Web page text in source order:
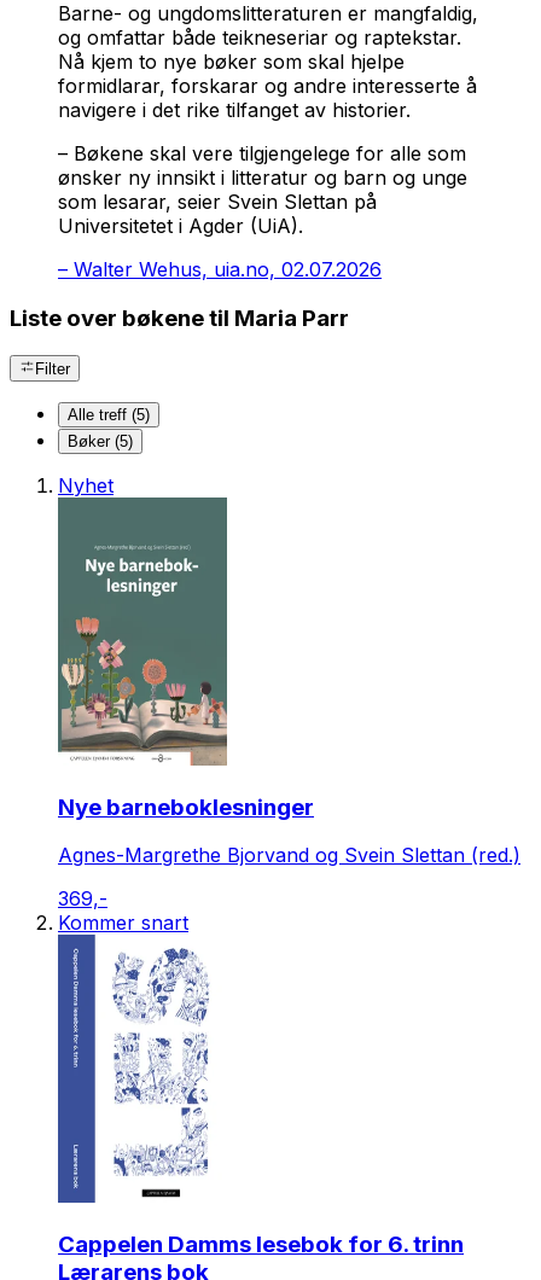
Barne- og ungdomslitteraturen er mangfaldig,
og omfattar både teikneseriar og raptekstar.
Nå kjem to nye bøker som skal hjelpe
formidlarar, forskarar og andre interesserte å
navigere i det rike tilfanget av historier.
– Bøkene skal vere tilgjengelege for alle som
ønsker ny innsikt i litteratur og barn og unge
som lesarar, seier Svein Slettan på
Universitetet i Agder (UiA).
– Walter Wehus, uia.no, 02.07.2026
Liste over bøkene til Maria Parr
Filter
Alle treff (5)
Bøker (5)
Nyhet
Nye barneboklesninger
Agnes-Margrethe Bjorvand og Svein Slettan (red.)
369,-
Kommer snart
Cappelen Damms lesebok for 6. trinn
Lærarens bok